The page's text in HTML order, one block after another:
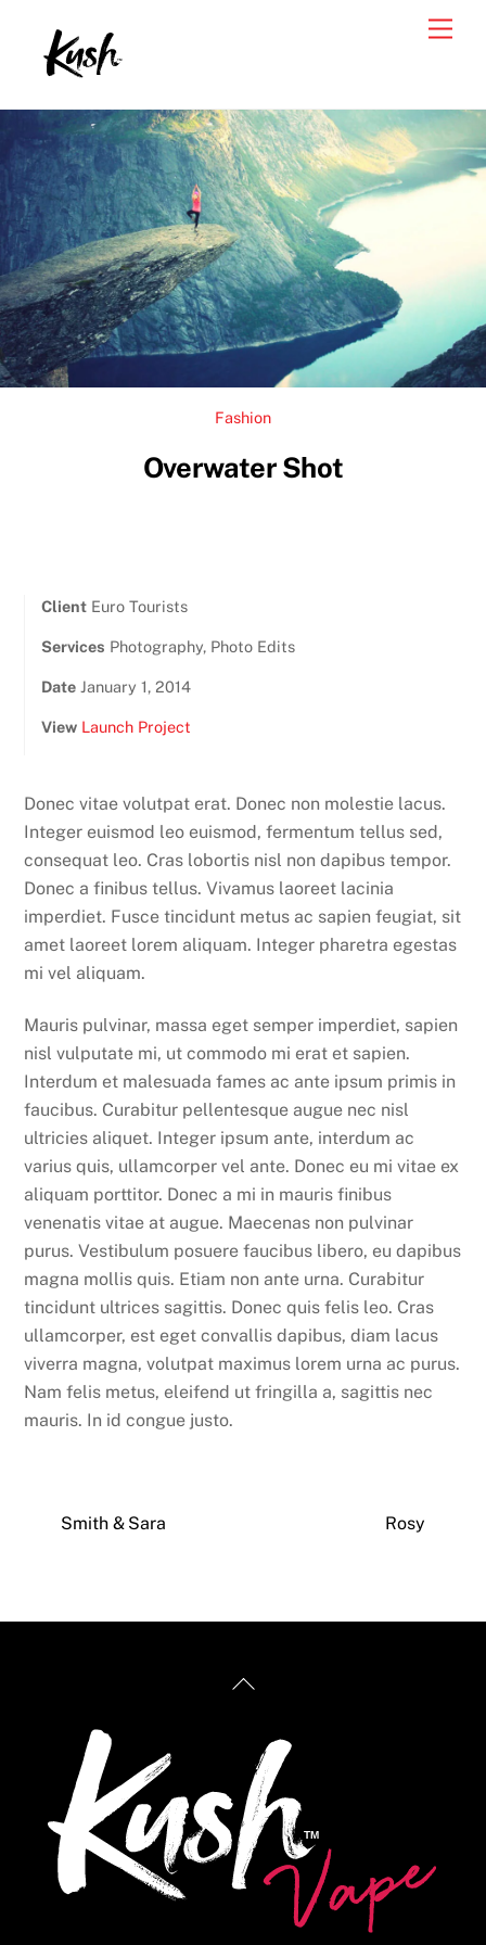
content
Fashion
Overwater Shot
ClientEuro Tourists
Services Photography, Photo Edits
DateJanuary 1, 2014
View Launch Project
Donec vitae volutpat erat. Donec non molestie lacus.
Integer euismod leo euismod, fermentum tellus sed,
consequat leo. Cras lobortis nisl non dapibus tempor.
Donec a finibus tellus. Vivamus laoreet lacinia
imperdiet. Fusce tincidunt metus ac sapien feugiat, sit
amet laoreet lorem aliquam. Integer pharetra egestas
mi vel aliquam.
Mauris pulvinar, massa eget semper imperdiet, sapien
nisl vulputate mi, ut commodo mi erat et sapien.
Interdum et malesuada fames ac ante ipsum primis in
faucibus. Curabitur pellentesque augue nec nisl
ultricies aliquet. Integer ipsum ante, interdum ac
varius quis, ullamcorper vel ante. Donec eu mi vitae ex
aliquam porttitor. Donec a mi in mauris finibus
venenatis vitae at augue. Maecenas non pulvinar
purus. Vestibulum posuere faucibus libero, eu dapibus
magna mollis quis. Etiam non ante urna. Curabitur
tincidunt ultrices sagittis. Donec quis felis leo. Cras
ullamcorper, est eget convallis dapibus, diam lacus
viverra magna, volutpat maximus lorem urna ac purus.
Nam felis metus, eleifend ut fringilla a, sagittis nec
mauris. In id congue justo.
Smith & Sara Rosy
Back